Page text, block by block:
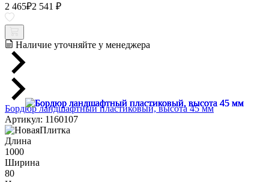
2 465₽2 541 ₽
Наличие уточняйте у менеджера
Бордюр ландшафтный пластиковый, высота 45 мм
Артикул: 1160107
Длина
1000
Ширина
80